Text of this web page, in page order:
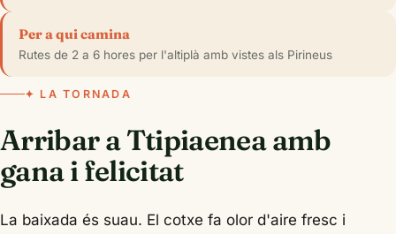
Per a qui camina
Rutes de 2 a 6 hores per l'altiplà amb vistes als Pirineus
✦ LA TORNADA
Arribar a Ttipiaenea amb
gana i felicitat
La baixada és suau. El cotxe fa olor d'aire fresc i